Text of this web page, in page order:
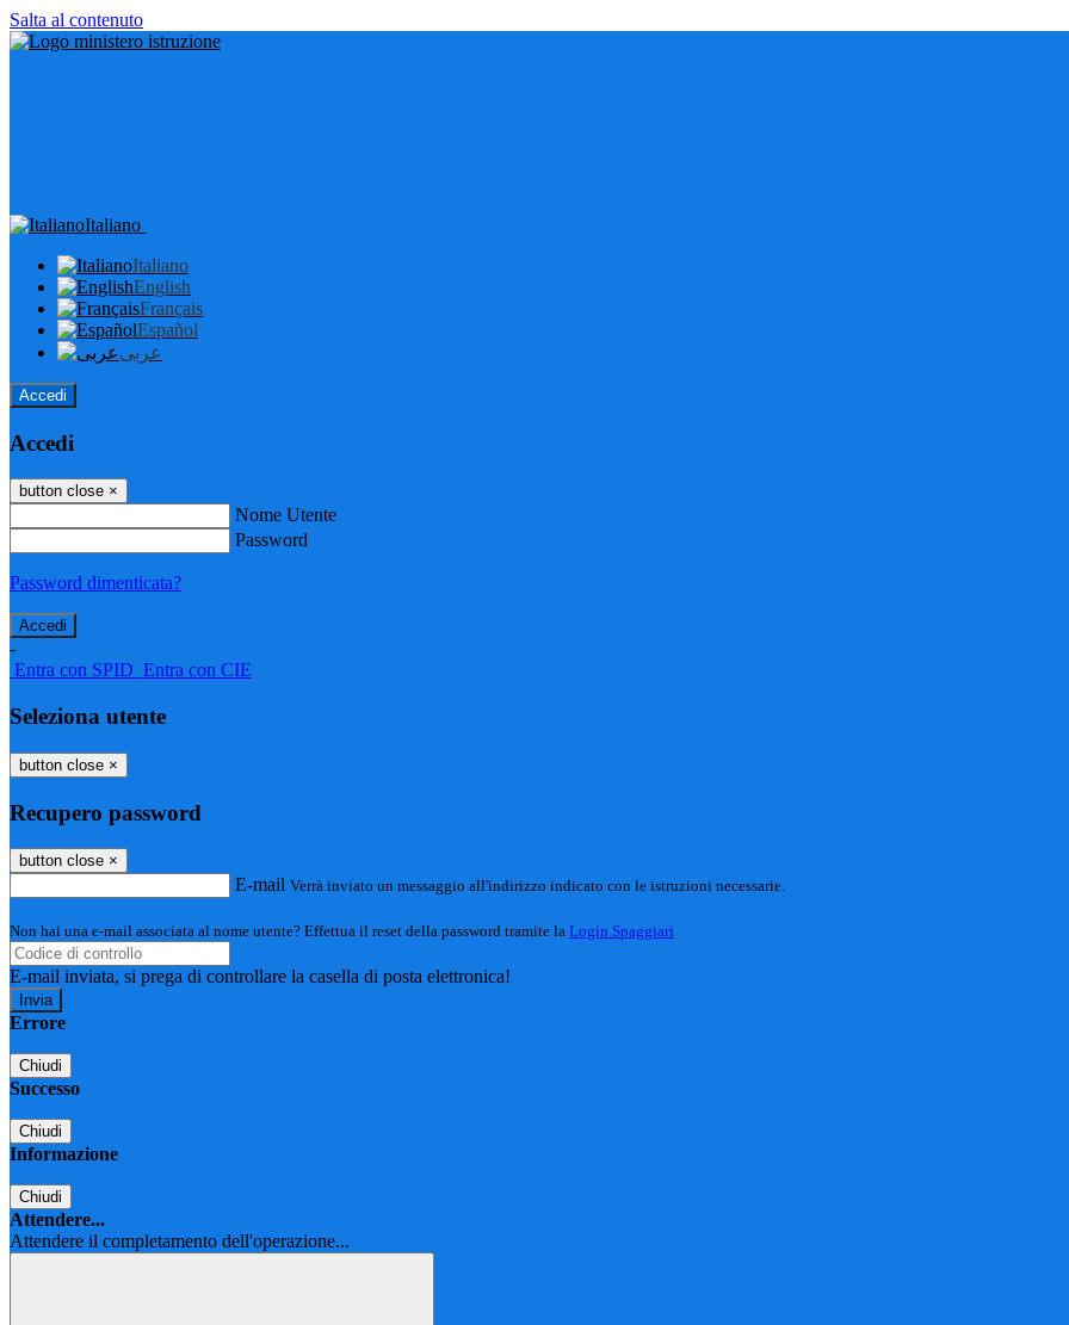
Salta al contenuto
Italiano
Italiano
English
Français
Español
عربى
Accedi
Accedi
button close ×
Nome Utente
Password
Password dimenticata?
-
Entra con SPID Entra con CIE
Seleziona utente
button close ×
Recupero password
button close ×
E-mail Verrà inviato un messaggio all'indirizzo indicato con le istruzioni necessarie.
Non hai una e-mail associata al nome utente? Effettua il reset della password tramite la Login Spaggiari
E-mail inviata, si prega di controllare la casella di posta elettronica!
Errore
Chiudi
Successo
Chiudi
Informazione
Chiudi
Attendere...
Attendere il completamento dell'operazione...